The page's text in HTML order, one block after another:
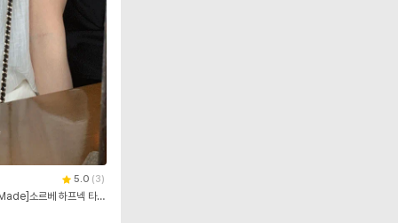
5.0 (3)
[고급무드✨/세련룩/특별한날!][+S,M,L사이즈][Made]소르베 하프넥 타이 반팔 블라우스 - 2 color